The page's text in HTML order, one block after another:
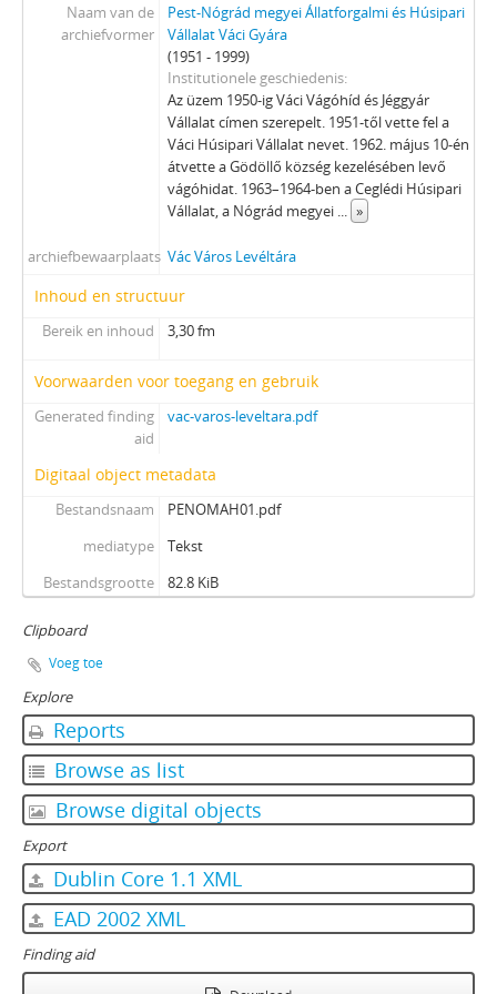
Naam van de
archiefvormer
Pest-Nógrád megyei Állatforgalmi és Húsipari
Vállalat Váci Gyára
(1951 - 1999)
Institutionele geschiedenis
Az üzem 1950-ig Váci Vágóhíd és Jéggyár
Vállalat címen szerepelt. 1951-től vette fel a
Váci Húsipari Vállalat nevet. 1962. május 10-én
átvette a Gödöllő község kezelésében levő
vágóhidat. 1963–1964-ben a Ceglédi Húsipari
Vállalat, a Nógrád megyei ... »
archiefbewaarplaats Vác Város Levéltára
Inhoud en structuur
Bereik en inhoud 3,30 fm
Voorwaarden voor toegang en gebruik
Generated finding
aid
vac-varos-leveltara.pdf
Digitaal object metadata
Bestandsnaam
PENOMAH01.pdf
mediatype
Tekst
Bestandsgrootte
82.8 KiB
Clipboard
Voeg toe
Explore
Reports
Browse as list
Browse digital objects
Export
Dublin Core 1.1 XML
EAD 2002 XML
Finding aid